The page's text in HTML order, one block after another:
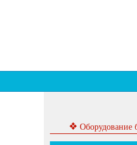
❖ Оборудование